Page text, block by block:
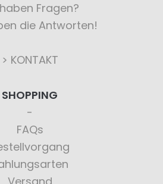
Fragen?
die Antworten!
> KONTAKT
SHOPPING
FAQs